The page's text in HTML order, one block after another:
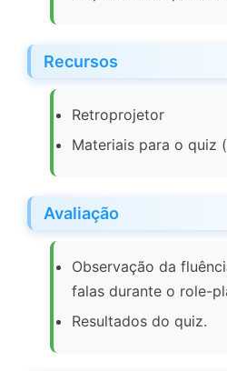
Recursos
Retroprojetor
Materiais para o quiz
Avaliação
Observação da
falas durante o role-
Resultados do quiz.